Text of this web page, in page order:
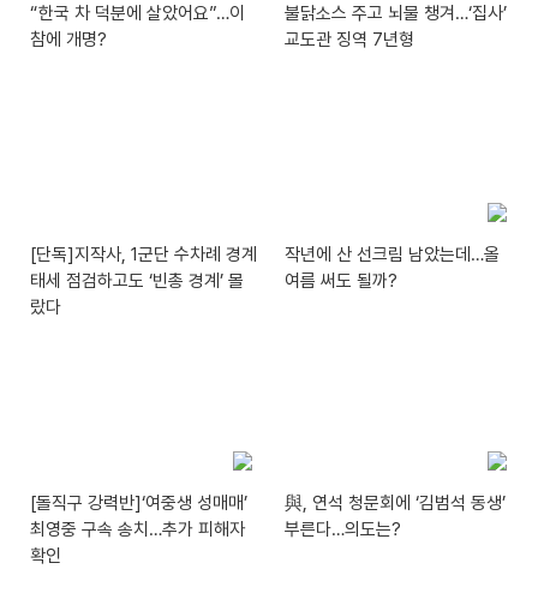
“한국 차 덕분에 살았어요”…이
참에 개명?
불닭소스 주고 뇌물 챙겨…‘집사’
교도관 징역 7년형
[단독]지작사, 1군단 수차례 경계
태세 점검하고도 ‘빈총 경계’ 몰
랐다
작년에 산 선크림 남았는데…올
여름 써도 될까?
[돌직구 강력반]‘여중생 성매매’
최영중 구속 송치…추가 피해자
확인
與, 연석 청문회에 ‘김범석 동생’
부른다…의도는?